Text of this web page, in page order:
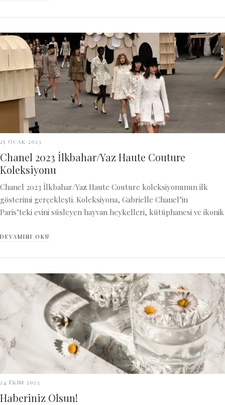
25 Ocak 2023
Chanel 2023 İlkbahar/Yaz Haute Couture
Koleksiyonu
Chanel 2023 İlkbahar/Yaz Haute Couture koleksiyonunun ilk
gösterimi gerçekleşti. Koleksiyona, Gabrielle Chanel’in
Paris’teki evini süsleyen hayvan heykelleri, kütüphanesi ve ikonik
DEVAMINI OKU
24 Ekim 2022
Haberiniz Olsun!